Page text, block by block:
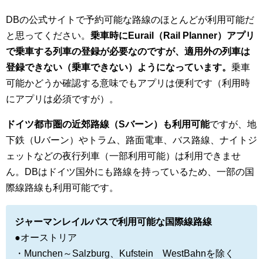
DBの公式サイトで予約可能な路線のほとんどが利用可能だ
と思ってください。 乗車時にEurail（Rail Planner）アプリ
で乗車する列車の登録が必要なのですが、適用外の列車は
登録できない（乗車できない）ようになっています。 乗車
可能かどうか確認する意味でもアプリは便利です（利用時
にアプリは必須ですが）。
ドイツ都市圏の近郊路線（Sバーン）も利用可能ですが、地
下鉄（Uバーン）やトラム、路面電車、バス路線、ナイトジ
ェットなどの夜行列車（一部利用可能）は利用できませ
ん。DBはドイツ国外にも路線を持っているため、一部の国
際線路線も利用可能です。
ジャーマンレイルパスで利用可能な国際線路線
●オーストリア
・Munchen～Salzburg、Kufstein WestBahnを除く